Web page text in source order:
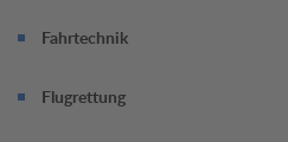
Fahrtechnik
Flugrettung